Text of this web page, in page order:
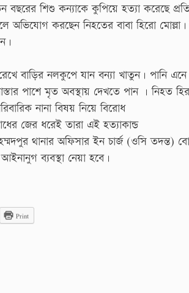
বছরের শিশু কন্যাকে কুপিয়ে হত্যা করেছে
অভিযোগ করছেন নিহতের বাবা হিরো
বাড়ির নলকুপে যান বন্যা খাতুন। পানি
পাশে মৃত অবস্থায় দেখতে পান । নিহত
নানা বিষয় নিয়ে বিরোধ
জের ধরেই তারা এই হত্যাকান্ড
থানার অফিসার ইন চার্জ (ওসি তদন্ত)
ব্যবস্থা নেয়া হবে।
Print